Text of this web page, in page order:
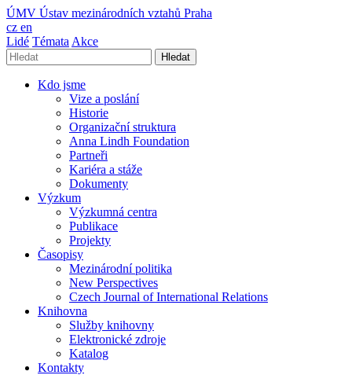
ÚMV Ústav mezinárodních vztahů Praha
cz en
Lidé Témata Akce
Hledat
Kdo jsme
Vize a poslání
Historie
Organizační struktura
Anna Lindh Foundation
Partneři
Kariéra a stáže
Dokumenty
Výzkum
Výzkumná centra
Publikace
Projekty
Časopisy
Mezinárodní politika
New Perspectives
Czech Journal of International Relations
Knihovna
Služby knihovny
Elektronické zdroje
Katalog
Kontakty